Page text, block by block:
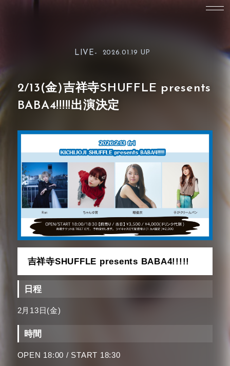
LIVE- 2026.01.19 UP
2/13(金)吉祥寺SHUFFLE presents
BABA4!!!!!出演決定
吉祥寺SHUFFLE presents BABA4!!!!!
日程
2月13日(金)
時間
OPEN 18:00 / START 18:30